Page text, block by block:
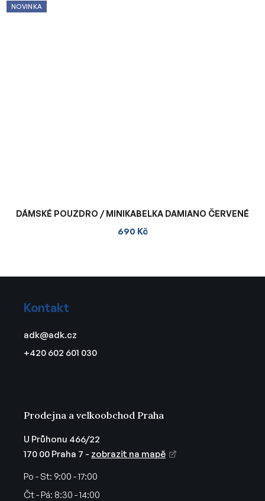
NOVINKA
DÁMSKÉ POUZDRO / MINIKABELKA DAMIANO ČERVENÉ
690 Kč
Kontakt
adk@adk.cz
+420 602 601 030
Prodejna a velkoobchod Praha
U Průhonu 466/22
170 00 Praha 7 - zobrazit na mapě
Po - St: 9:00 - 17:00
Čt - Pá: 8:30 - 14:00